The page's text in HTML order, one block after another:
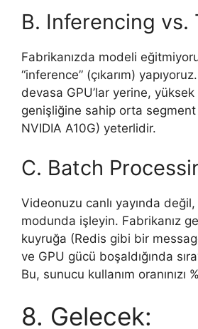
B. Inferencing vs.
Fabrikanızda modeli
“inference” (çıkarım)
devasa GPU’lar yerine,
genişliğine sahip orta segment
NVIDIA A10G) yeterlidir.
C. Batch
Videonuzu canlı yayında
modunda işleyin. Fabrikanız
kuyruğa (Redis gibi bir
ve GPU gücü boşaldığında
Bu, sunucu kullanım oranınızı
8. Gelecek: